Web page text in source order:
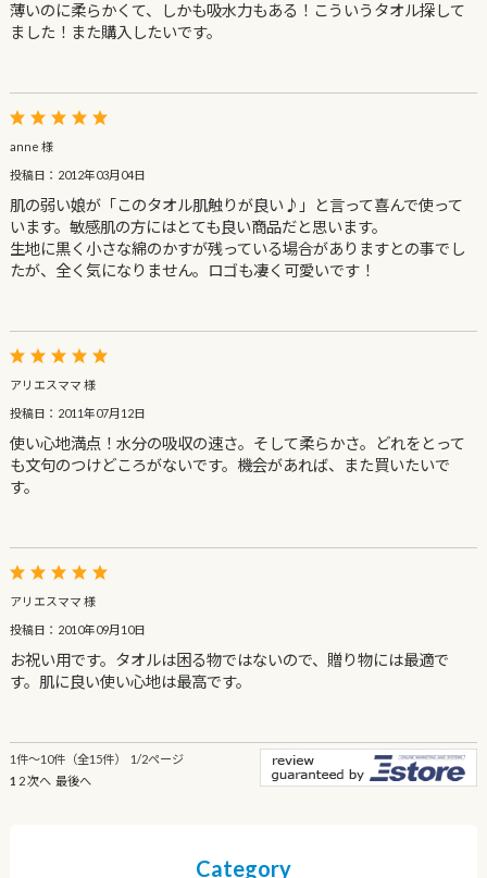
薄いのに柔らかくて、しかも吸水力もある！こういうタオル探して
ました！また購入したいです。
anne 様
投稿日：2012年03月04日
肌の弱い娘が「このタオル肌触りが良い♪」と言って喜んで使って
います。敏感肌の方にはとても良い商品だと思います。
生地に黒く小さな綿のかすが残っている場合がありますとの事でし
たが、全く気になりません。ロゴも凄く可愛いです！
アリエスママ 様
投稿日：2011年07月12日
使い心地満点！水分の吸収の速さ。そして柔らかさ。どれをとって
も文句のつけどころがないです。機会があれば、また買いたいで
す。
アリエスママ 様
投稿日：2010年09月10日
お祝い用です。タオルは困る物ではないので、贈り物には最適で
す。肌に良い使い心地は最高です。
1件～10件（全15件） 1/2ページ
1 2次へ 最後へ
Category